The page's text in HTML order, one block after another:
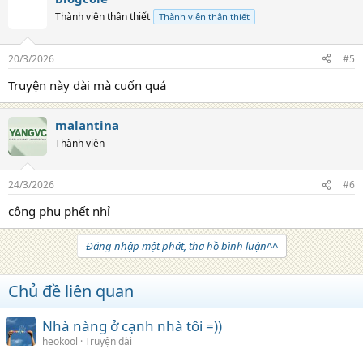
Thành viên thân thiết Thành viên thân thiết
20/3/2026 #5
Truyện này dài mà cuốn quá
malantina
Thành viên
24/3/2026 #6
công phu phết nhỉ
Đăng nhập một phát, tha hồ bình luận^^
Chủ đề liên quan
Nhà nàng ở cạnh nhà tôi =))
heokool Truyện dài